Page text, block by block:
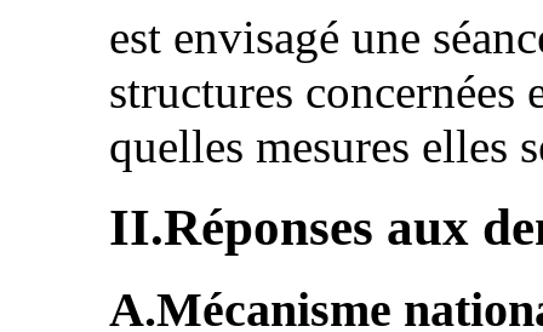
est envisagé une
structures concernées
quelles mesures elles
II.Réponses aux
A.Mécanisme